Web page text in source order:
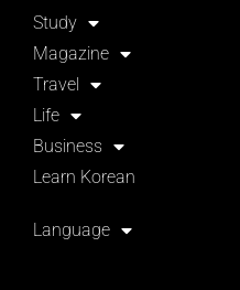
Study
Magazine
Travel
Life
Business
Learn Korean
Language